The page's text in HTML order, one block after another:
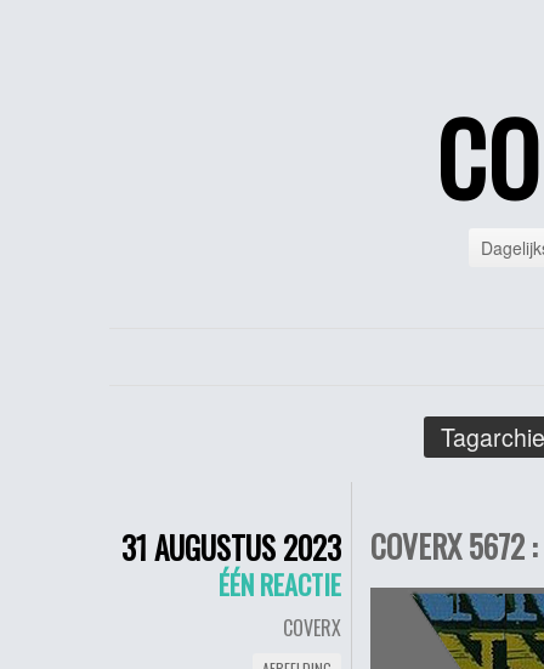
31 AUGUSTUS 2023
ÉÉN REACTIE
COVERX
COVERX 5672